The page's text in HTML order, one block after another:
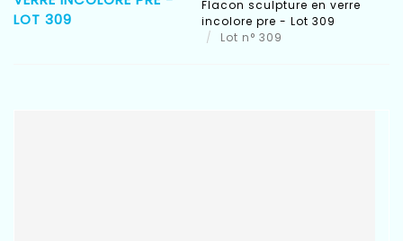
LOT 309
Flacon sculpture en verre
incolore pre - Lot 309
Lot n° 309